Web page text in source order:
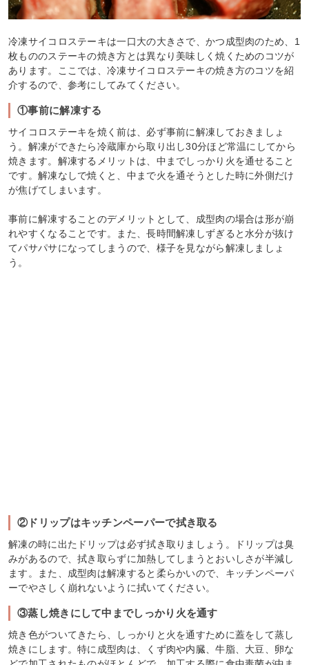
冷凍サイコロステーキは一口大の大きさで、かつ成型肉のため、1
枚もののステーキの焼き方とは異なり美味しく焼くためのコツが
あります。ここでは、冷凍サイコロステーキの焼き方のコツを紹
介するので、参考にしてみてください。
①事前に解凍する
サイコロステーキを焼く前は、必ず事前に解凍しておきましょ
う。解凍ができたら冷蔵庫から取り出し30分ほど常温にしてから
焼きます。解凍するメリットは、中までしっかり火を通せること
です。解凍なしで焼くと、中まで火を通そうとした時に外側だけ
が焦げてしまいます。
事前に解凍することのデメリットとして、成型肉の場合は形が崩
れやすくなることです。また、長時間解凍しずぎると水分が抜け
てパサパサになってしまうので、様子を見ながら解凍しましょ
う。
②ドリップはキッチンペーパーで拭き取る
解凍の時に出たドリップは必ず拭き取りましょう。ドリップは臭
みがあるので、拭き取らずに加熱してしまうとおいしさが半減し
ます。また、成型肉は解凍すると柔らかいので、キッチンペーパ
ーでやさしく崩れないように拭いてください。
③蒸し焼きにして中までしっかり火を通す
焼き色がついてきたら、しっかりと火を通すために蓋をして蒸し
焼きにします。特に成型肉は、くず肉や内臓、牛脂、大豆、卵な